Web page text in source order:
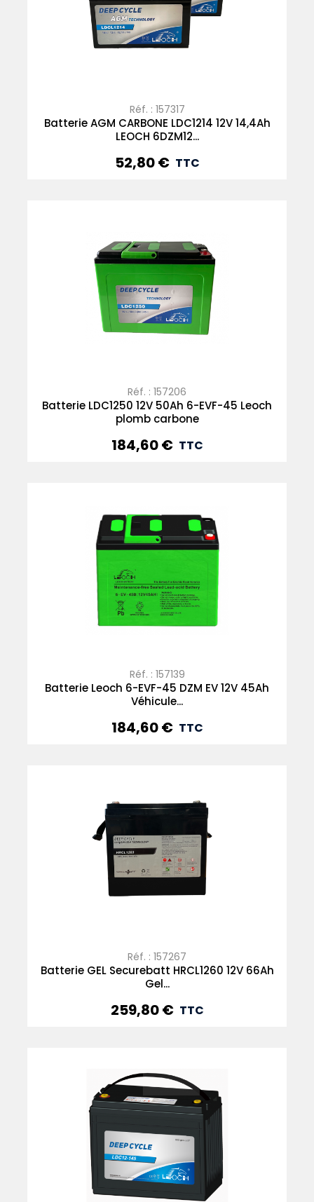
Réf. : 157317
Batterie AGM CARBONE LDC1214 12V 14,4Ah
LEOCH 6DZM12...
Prix
52,80 € TTC
Réf. : 157206
Batterie LDC1250 12V 50Ah 6-EVF-45 Leoch
plomb carbone
Prix
184,60 € TTC
Réf. : 157139
Batterie Leoch 6-EVF-45 DZM EV 12V 45Ah
Véhicule...
Prix
184,60 € TTC
Réf. : 157267
Batterie GEL Securebatt HRCL1260 12V 66Ah
Gel...
Prix
259,80 € TTC